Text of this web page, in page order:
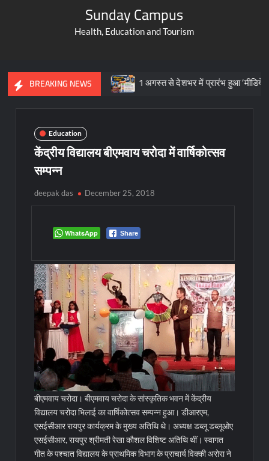
Sunday Campus
Health, Education and Tourism
BREAKING NEWS
का प्रतीक 1 अगस्त से देशभर में प्रारंभ हुआ ’मीडियेशन फॉर दि
Education
केंद्रीय विद्यालय बीएमवाय चरोदा में वार्षिकोत्सव
सम्पन्न
deepak das December 25, 2018
WhatsApp Share
बीएमवाय चरोदा। बीएमवाय चरोदा के सांस्कृतिक भवन में केंद्रीय
विद्यालय चरोदा भिलाई का वार्षिकोत्सव सम्पन्न हुआ। डीआरएम,
एसईसीआर रायपुर कार्यक्रम के मुख्य अतिथि थे। अध्यक्ष डब्लू डब्लूओए
एसईसीआर, रायपुर श्रीमती रेखा कौशल विशिष्ट अतिथि थीं। स्वागत
गीत के पश्चात विद्यालय के प्राथमिक विभाग के प्राचार्य विक्की अरोरा ने